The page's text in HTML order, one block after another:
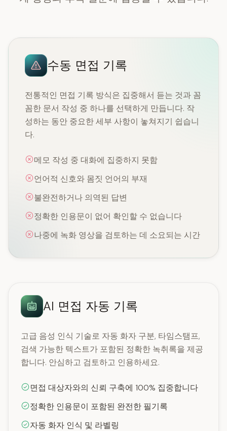
수동 면접 기록
전통적인 면접 기록 방식은 집중해서 듣는 것과 꼼
꼼한 문서 작성 중 하나를 선택하게 만듭니다. 작
성하는 동안 중요한 세부 사항이 놓쳐지기 쉽습니
다.
메모 작성 중 대화에 집중하지 못함
언어적 신호와 몸짓 언어의 부재
불완전하거나 의역된 답변
정확한 인용문이 없어 확인할 수 없습니다
나중에 녹화 영상을 검토하는 데 소요되는 시간
AI 면접 자동 기록
고급 음성 인식 기술로 자동 화자 구분, 타임스탬프,
검색 가능한 텍스트가 포함된 정확한 녹취록을 제공
합니다. 안심하고 검토하고 인용하세요.
면접 대상자와의 신뢰 구축에 100% 집중합니다
정확한 인용문이 포함된 완전한 필기록
자동 화자 인식 및 라벨링